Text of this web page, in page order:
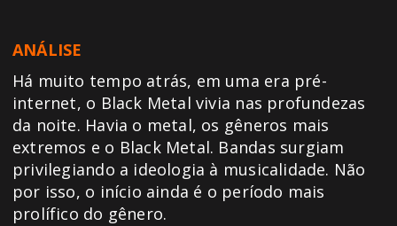
ANÁLISE
Há muito tempo atrás, em uma era pré-
internet, o Black Metal vivia nas profundezas
da noite. Havia o metal, os gêneros mais
extremos e o Black Metal. Bandas surgiam
privilegiando a ideologia à musicalidade. Não
por isso, o início ainda é o período mais
prolífico do gênero.